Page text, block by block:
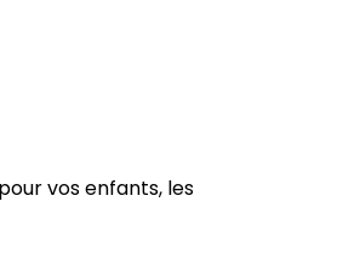
vos enfants, les